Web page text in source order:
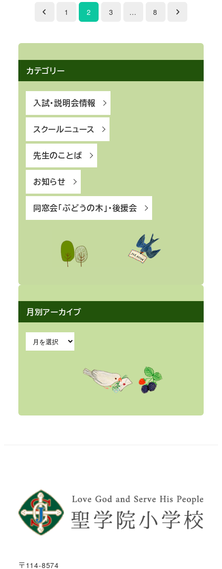
ペ
ー
ジ
1 2 3 … 8
カテゴリー
入試・説明会情報
スクールニュース
先生のことば
お知らせ
同窓会「ぶどうの木」・後援会
月別アーカイブ
〒114-8574